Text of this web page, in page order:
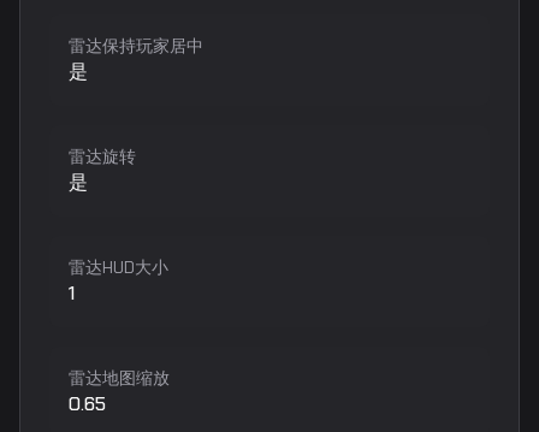
雷达保持玩家居中
是
雷达旋转
是
雷达HUD大小
1
雷达地图缩放
0.65